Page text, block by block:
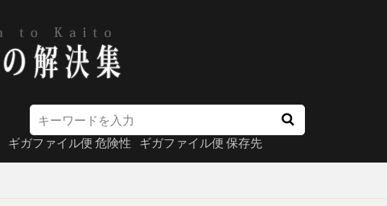
ギガファイル便 危険性 ギガファイル便 保存先